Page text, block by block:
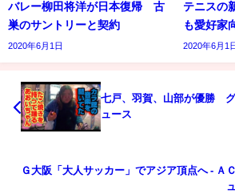
バレー柳田将洋が日本復帰 古
巣のサントリーと契約
2020年6月1日
テニスの
も愛好家
2020年6月1
七戸、羽賀、山部が優勝
ュース
Ｇ大阪「大人サッカー」でアジア頂点へ - Ａ